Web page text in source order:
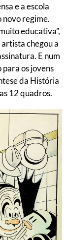
e a escola
novo regime.
educativa”,
chegou a
E num
os jovens
da História
12 quadros.